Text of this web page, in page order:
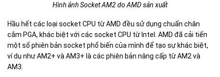
Hình ảnh Socket AM2 do AMD sản xuất
Hầu hết các loại socket CPU từ AMD đều sử dụng chuẩn chân
cắm PGA, khác biệt với các socket CPU từ Intel. AMD đã cải tiến
một số phiên bản socket phổ biến của mình để tạo sự khác biệt,
ví dụ như AM2+ và AM3+ là các phiên bản nâng cấp từ AM2 và
AM3.